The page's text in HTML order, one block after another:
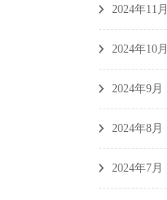
2024年11月
2024年10月
2024年9月
2024年8月
2024年7月